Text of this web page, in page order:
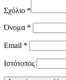
Σχόλιο *
Όνομα *
Email *
Ιστότοπος